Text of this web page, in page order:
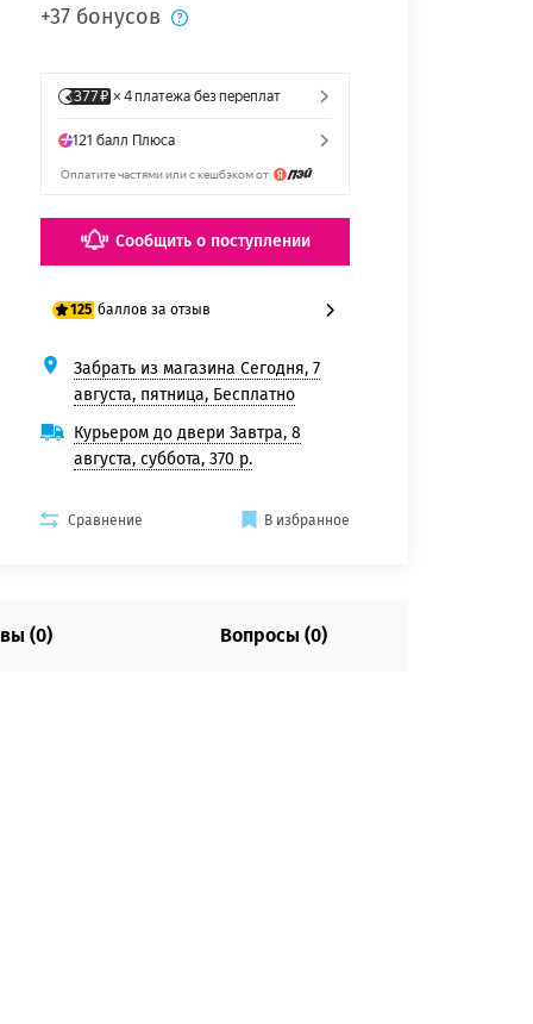
+37 бонусов
Сообщить о поступлении
125 баллов за отзыв
100 баллов
125 баллов
Забрать из магазина Сегодня, 7
августа, пятница, Бесплатно
Курьером до двери Завтра, 8
августа, суббота, 370 р.
Сравнение В избранное
(0) Вопросы (0)